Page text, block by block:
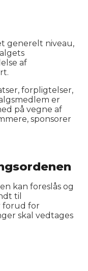
generelt niveau,
af
forpligtelser,
er
på vegne af
sponsorer
kan foreslås og
til
forud for
skal vedtages